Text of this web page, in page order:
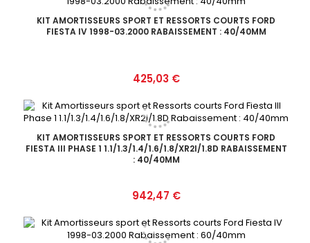
KIT AMORTISSEURS SPORT ET RESSORTS COURTS FORD
FIESTA IV 1998-03.2000 RABAISSEMENT : 40/40MM
Prix
425,03 €
KIT AMORTISSEURS SPORT ET RESSORTS COURTS FORD
FIESTA III PHASE 1 1.1/1.3/1.4/1.6/1.8/XR2I/1.8D RABAISSEMENT
: 40/40MM
Prix
942,47 €